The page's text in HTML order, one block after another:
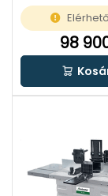
metaBOX-ban
98